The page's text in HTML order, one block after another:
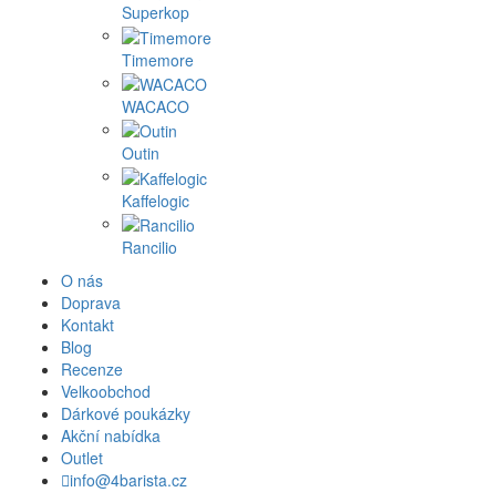
Superkop
Timemore
WACACO
Outin
Kaffelogic
Rancilio
O nás
Doprava
Kontakt
Blog
Recenze
Velkoobchod
Dárkové poukázky
Akční nabídka
Outlet
info@4barista.cz